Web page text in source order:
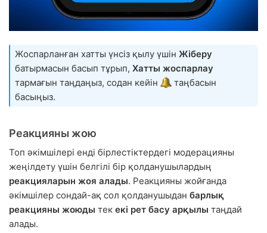
Жоспарланған хатты үнсіз қылу үшін Жіберу
батырмасын басып тұрып, Хатты жоспарлау
тармағын таңдаңыз, содан кейін
таңбасын
басыңыз.
Реакцияны жою
Топ әкімшілері енді бірлестіктердегі модерацияны
жеңілдету үшін белгілі бір қолданушылардың
реакцияларын жоя алады. Реакцияны жойғанда
әкімшілер сондай-ақ сол қолданушыдан барлық
реакцияны жоюды тек екі рет басу арқылы таңдай
алады.